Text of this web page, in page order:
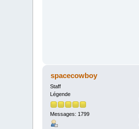
spacecowboy
Staff
Légende
Messages: 1799